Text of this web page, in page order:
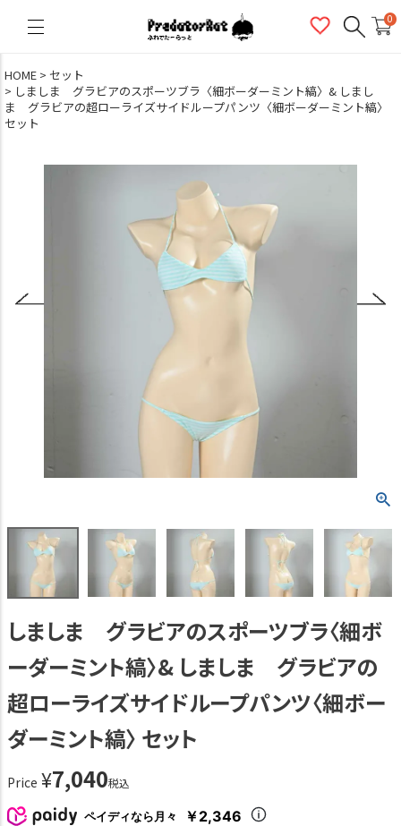
0
HOME
セット
しましま グラビアのスポーツブラ〈細ボーダーミント縞〉& しまし
ま グラビアの超ローライズサイドループパンツ〈細ボーダーミント縞〉
セット
しましま グラビアのスポーツブラ〈細ボ
ーダーミント縞〉& しましま グラビアの
超ローライズサイドループパンツ〈細ボー
ダーミント縞〉 セット
Price ¥7,040税込
ペイディなら月々 ￥2,346